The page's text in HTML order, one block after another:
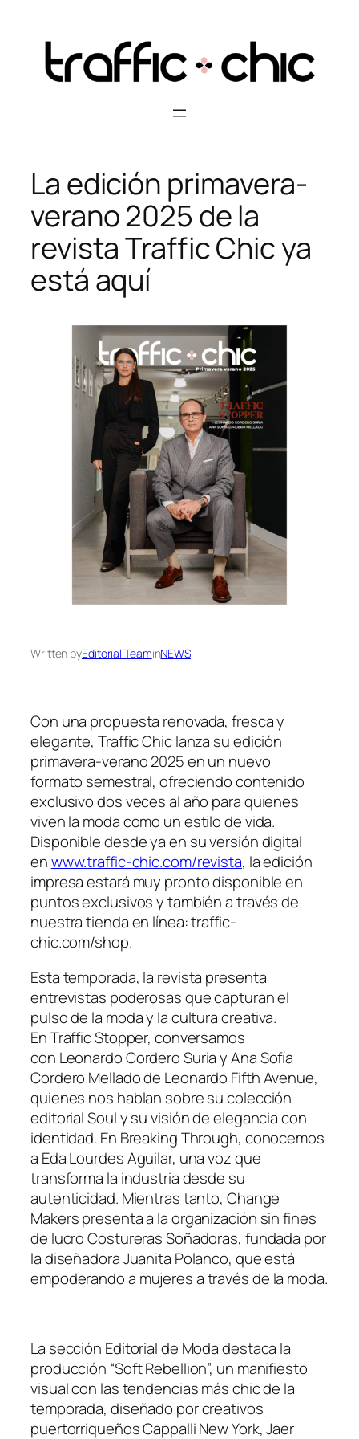
content
La edición primavera-
verano 2025 de la
revista Traffic Chic ya
está aquí
Written byEditorial TeaminNEWS
Con una propuesta renovada, fresca y
elegante,Traffic Chiclanza su edición
primavera-verano 2025 en un nuevo
formato semestral, ofreciendo contenido
exclusivo dos veces al año para quienes
viven la moda como un estilo de vida.
Disponible desde ya en su versión digital
enwww.traffic-chic.com/revista, la edición
impresa estará muy pronto disponible en
puntos exclusivos y también a través de
nuestra tienda en línea: traffic-
chic.com/shop.
Esta temporada, la revista presenta
entrevistas poderosas que capturan el
pulso de la moda y la cultura creativa.
En Traffic Stopper, conversamos
con Leonardo Cordero Suria y Ana Sofía
Cordero Mellado de Leonardo Fifth Avenue,
quienes nos hablan sobre su colección
editorialSouly su visión de elegancia con
identidad. En Breaking Through, conocemos
a Eda Lourdes Aguilar, una voz que
transforma la industria desde su
autenticidad. Mientras tanto, Change
Makers presenta a la organización sin fines
de lucro Costureras Soñadoras, fundada por
la diseñadora Juanita Polanco, que está
empoderando a mujeres a través de la moda.
La sección Editorial de Moda destaca la
producción “Soft Rebellion”, un manifiesto
visual con las tendencias más chic de la
temporada, diseñado por creativos
puertorriqueños Cappalli New York, Jaer